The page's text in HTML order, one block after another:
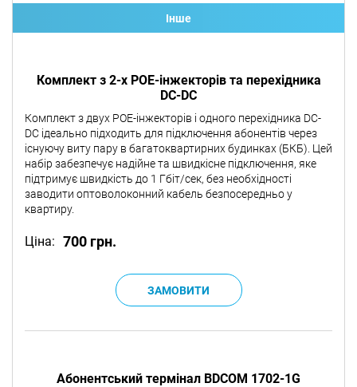
Iнше
Комплект з 2-х POE-інжекторів та перехідника
DC-DC
Комплект з двух POE-інжекторів і одного перехідника DC-
DC ідеально підходить для підключення абонентів через
існуючу виту пару в багатоквартирних будинках (БКБ). Цей
набір забезпечує надійне та швидкісне підключення, яке
підтримує швидкість до 1 Гбіт/сек, без необхідності
заводити оптоволоконний кабель безпосередньо у
квартиру.
Ціна: 700 грн.
Абонентський термінал BDCOM 1702-1G